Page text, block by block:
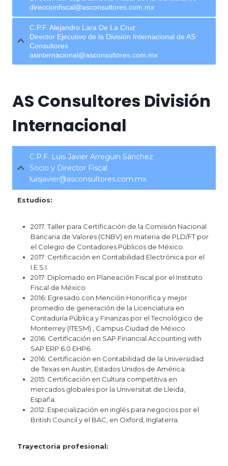
direccionfiscal@asconsultores.com.mx
C.P.F. Alejandro Lara De La Cruz
Director Ejecutivo de la División Internacional de AS
Consultores
asinternacional@asconsultores.com.mx
AS Consultores División
Internacional
C.P.F. Luis Javier Arreguín Sánchez
Socio y Director Fiscal
luisjavier@asconsultores.com.mx
Estudios:
2017: Taller para Certificación de la Comisión Nacional
Bancaria de Valores (CNBV) en materia de PLD/FT por
el Colegio de Contadores Públicos de México.
2017: Certificación en Contabilidad Electrónica por el
I.E.S.I.
2017: Diplomado en Planeación Fiscal por el Instituto
Fiscal de México
2016: Egresado con Mención Honorifica y mejor
promedio de generación de la Licenciatura en
Contaduría Pública y Finanzas por el Tecnológico de
Monterrey (ITESM) , Campus Ciudad de México.
2016: Certificación en SAP Financial Accounting with
SAP ERP 6.0 EHP6.
2016: Certificación en Contabilidad de la Universidad
de Texas en Austin, Estados Unidos de América.
2015: Certificación en Cultura competitiva en
mercados globales por la Universitat de Lleida,
España.
2012: Especialización en inglés para negocios por el
British Council y el BAC, en Oxford, Inglaterra.
Trayectoria profesional: